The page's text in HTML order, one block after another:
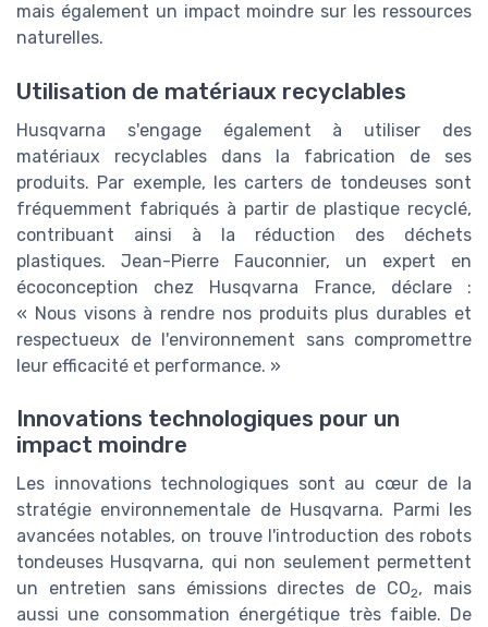
mais également un impact moindre sur les ressources
naturelles.
Utilisation de matériaux recyclables
Husqvarna s'engage également à utiliser des
matériaux recyclables dans la fabrication de ses
produits. Par exemple, les carters de tondeuses sont
fréquemment fabriqués à partir de plastique recyclé,
contribuant ainsi à la réduction des déchets
plastiques. Jean-Pierre Fauconnier, un expert en
écoconception chez Husqvarna France, déclare :
« Nous visons à rendre nos produits plus durables et
respectueux de l'environnement sans compromettre
leur efficacité et performance. »
Innovations technologiques pour un
impact moindre
Les innovations technologiques sont au cœur de la
stratégie environnementale de Husqvarna. Parmi les
avancées notables, on trouve l'introduction des robots
tondeuses Husqvarna, qui non seulement permettent
un entretien sans émissions directes de CO2, mais
aussi une consommation énergétique très faible. De